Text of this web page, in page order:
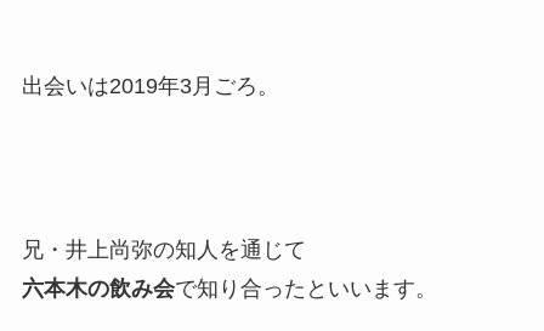
出会いは2019年3月ごろ。
兄・井上尚弥の知人を通じて
六本木の飲み会で知り合ったといいます。